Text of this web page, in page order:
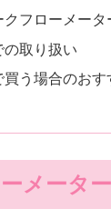
クフローメー
の取り扱い
買う場合のおす
ーメータ